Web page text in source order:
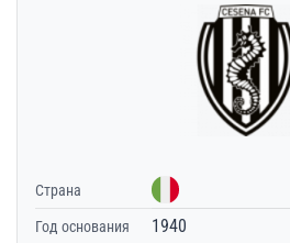
Страна
Год основания 1940